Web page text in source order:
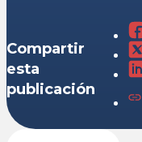
Compartir
esta
publicación